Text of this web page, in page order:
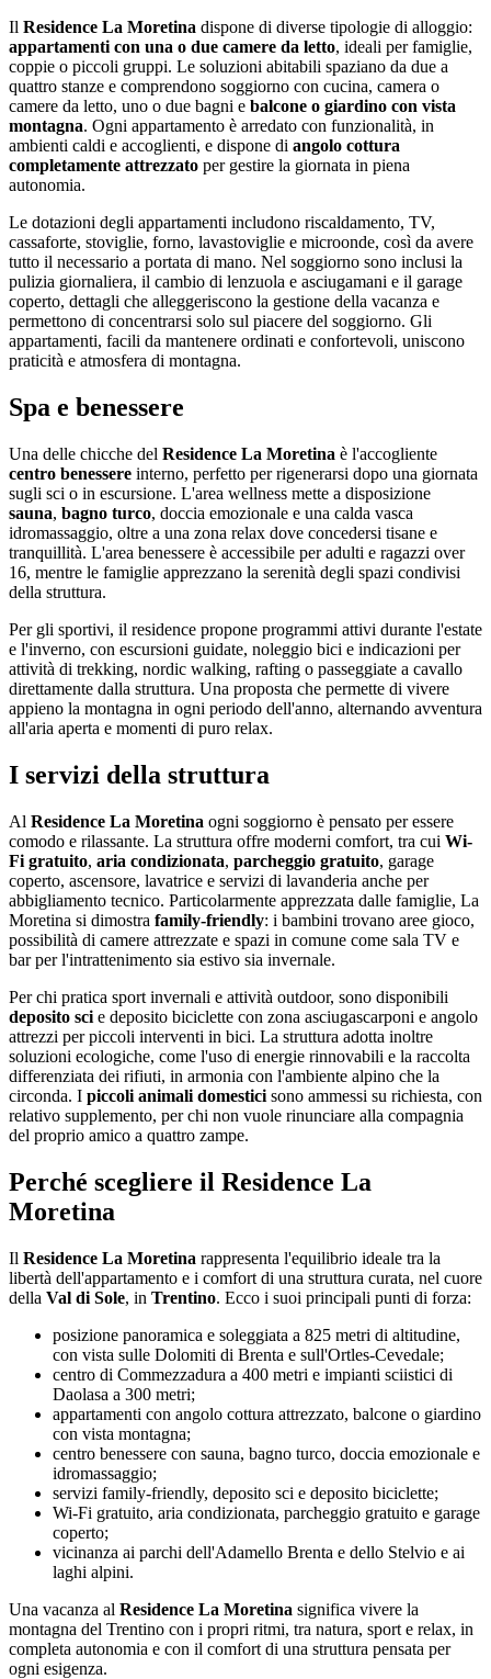
Il Residence La Moretina dispone di diverse tipologie di alloggio:
appartamenti con una o due camere da letto, ideali per famiglie,
coppie o piccoli gruppi. Le soluzioni abitabili spaziano da due a
quattro stanze e comprendono soggiorno con cucina, camera o
camere da letto, uno o due bagni e balcone o giardino con vista
montagna. Ogni appartamento è arredato con funzionalità, in
ambienti caldi e accoglienti, e dispone di angolo cottura
completamente attrezzato per gestire la giornata in piena
autonomia.
Le dotazioni degli appartamenti includono riscaldamento, TV,
cassaforte, stoviglie, forno, lavastoviglie e microonde, così da avere
tutto il necessario a portata di mano. Nel soggiorno sono inclusi la
pulizia giornaliera, il cambio di lenzuola e asciugamani e il garage
coperto, dettagli che alleggeriscono la gestione della vacanza e
permettono di concentrarsi solo sul piacere del soggiorno. Gli
appartamenti, facili da mantenere ordinati e confortevoli, uniscono
praticità e atmosfera di montagna.
Spa e benessere
Una delle chicche del Residence La Moretina è l'accogliente
centro benessere interno, perfetto per rigenerarsi dopo una giornata
sugli sci o in escursione. L'area wellness mette a disposizione
sauna, bagno turco, doccia emozionale e una calda vasca
idromassaggio, oltre a una zona relax dove concedersi tisane e
tranquillità. L'area benessere è accessibile per adulti e ragazzi over
16, mentre le famiglie apprezzano la serenità degli spazi condivisi
della struttura.
Per gli sportivi, il residence propone programmi attivi durante l'estate
e l'inverno, con escursioni guidate, noleggio bici e indicazioni per
attività di trekking, nordic walking, rafting o passeggiate a cavallo
direttamente dalla struttura. Una proposta che permette di vivere
appieno la montagna in ogni periodo dell'anno, alternando avventura
all'aria aperta e momenti di puro relax.
I servizi della struttura
Al Residence La Moretina ogni soggiorno è pensato per essere
comodo e rilassante. La struttura offre moderni comfort, tra cui Wi-
Fi gratuito, aria condizionata, parcheggio gratuito, garage
coperto, ascensore, lavatrice e servizi di lavanderia anche per
abbigliamento tecnico. Particolarmente apprezzata dalle famiglie, La
Moretina si dimostra family-friendly: i bambini trovano aree gioco,
possibilità di camere attrezzate e spazi in comune come sala TV e
bar per l'intrattenimento sia estivo sia invernale.
Per chi pratica sport invernali e attività outdoor, sono disponibili
deposito sci e deposito biciclette con zona asciugascarponi e angolo
attrezzi per piccoli interventi in bici. La struttura adotta inoltre
soluzioni ecologiche, come l'uso di energie rinnovabili e la raccolta
differenziata dei rifiuti, in armonia con l'ambiente alpino che la
circonda. I piccoli animali domestici sono ammessi su richiesta, con
relativo supplemento, per chi non vuole rinunciare alla compagnia
del proprio amico a quattro zampe.
Perché scegliere il Residence La
Moretina
Il Residence La Moretina rappresenta l'equilibrio ideale tra la
libertà dell'appartamento e i comfort di una struttura curata, nel cuore
della Val di Sole, in Trentino. Ecco i suoi principali punti di forza:
posizione panoramica e soleggiata a 825 metri di altitudine,
con vista sulle Dolomiti di Brenta e sull'Ortles-Cevedale;
centro di Commezzadura a 400 metri e impianti sciistici di
Daolasa a 300 metri;
appartamenti con angolo cottura attrezzato, balcone o giardino
con vista montagna;
centro benessere con sauna, bagno turco, doccia emozionale e
idromassaggio;
servizi family-friendly, deposito sci e deposito biciclette;
Wi-Fi gratuito, aria condizionata, parcheggio gratuito e garage
coperto;
vicinanza ai parchi dell'Adamello Brenta e dello Stelvio e ai
laghi alpini.
Una vacanza al Residence La Moretina significa vivere la
montagna del Trentino con i propri ritmi, tra natura, sport e relax, in
completa autonomia e con il comfort di una struttura pensata per
ogni esigenza.